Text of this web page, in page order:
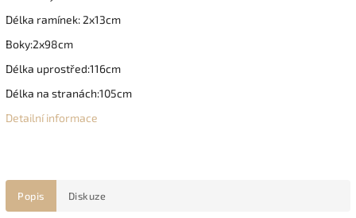
Délka ramínek: 2x13cm
Boky:2x98cm
Délka uprostřed:116cm
Délka na stranách:105cm
Detailní informace
Popis Diskuze